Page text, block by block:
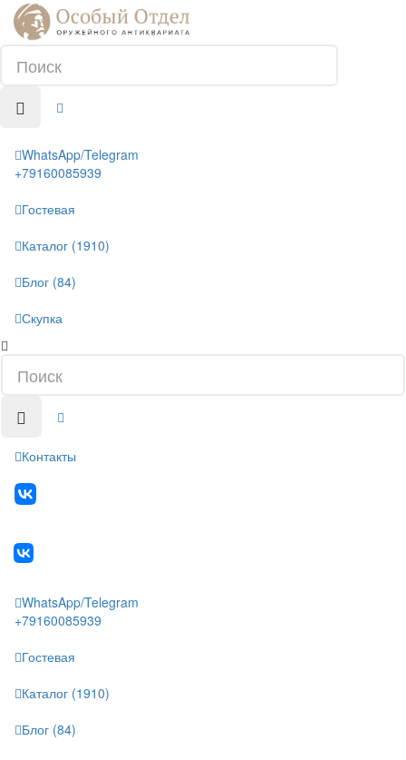
WhatsApp/Telegram
+79160085939
Гостевая
Каталог (1910)
Блог (84)
Скупка
Контакты
WhatsApp/Telegram
+79160085939
Гостевая
Каталог (1910)
Блог (84)